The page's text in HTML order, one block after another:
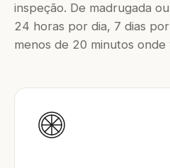
inspeção. De madrugada
24 horas por dia, 7 dias
menos de 20 minutos onde